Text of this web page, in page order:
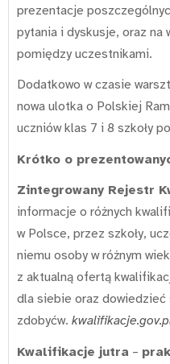
prezentacje
pytania i dyskusje, oraz na
pomiędzy uczestnikami.
Dodatkowo w czasie
nowa ulotka o Polskiej
uczniów klas 7 i 8 szkoły
Krótko o
Zintegrowany Rejestr
informacje o różnych
w Polsce, przez szkoły,
niemu osoby w różnym
z aktualną ofertą
dla siebie oraz
zdobyćw.
Kwalifikacje jutra –